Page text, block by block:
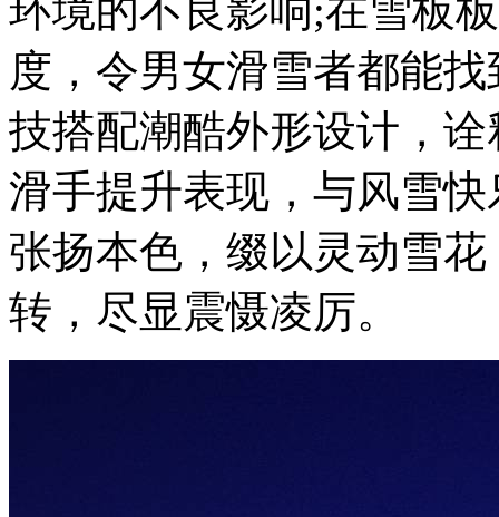
环境的不良影响;在雪板
度，令男女滑雪者都能
技搭配潮酷外形设计，
滑手提升表现，与风雪
张扬本色，缀以灵动雪
转，尽显震慑凌厉。